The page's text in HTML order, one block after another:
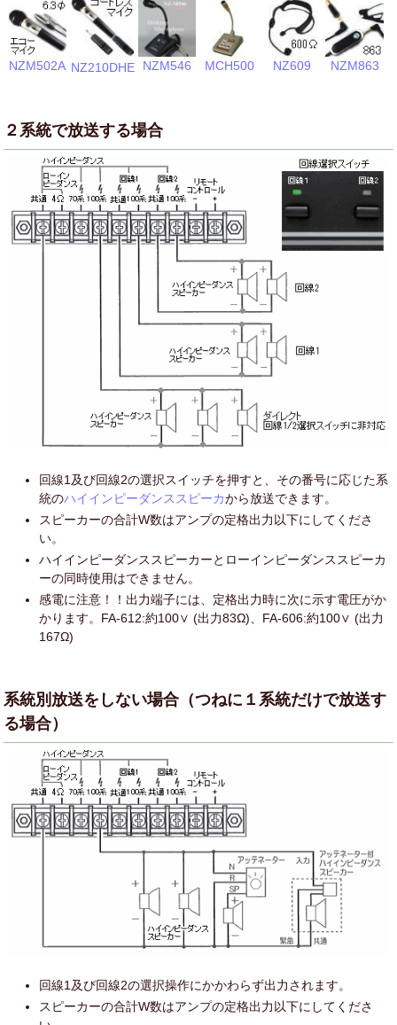
NZM502A NZ210DHE NZM546 MCH500 NZ609 NZM863
２系統で放送する場合
回線1及び回線2の選択スイッチを押すと、その番号に応じた系
統のハイインピーダンススピーカから放送できます。
スピーカーの合計W数はアンプの定格出力以下にしてくださ
い。
ハイインピーダンススピーカーとローインピーダンススピーカ
ーの同時使用はできません。
感電に注意！！出力端子には、定格出力時に次に示す電圧がか
かります。FA-612:約100∨ (出力83Ω)、FA-606:約100∨ (出力
167Ω)
系統別放送をしない場合（つねに１系統だけで放送す
る場合）
回線1及び回線2の選択操作にかかわらず出力されます。
スピーカーの合計W数はアンプの定格出力以下にしてくださ